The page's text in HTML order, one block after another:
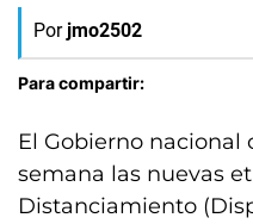
Por jmo2502
Para compartir:
El Gobierno nacional
semana las nuevas
Distanciamiento